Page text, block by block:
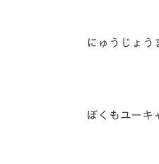
にゅうじょう
ぼくもユーキ